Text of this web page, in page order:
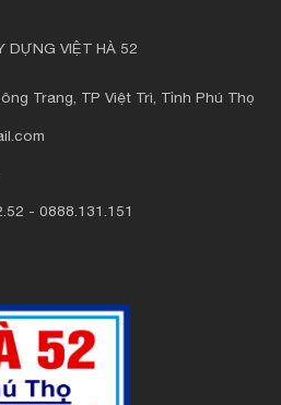
DỰNG VIỆT HÀ 52
Trang, TP Việt Trì, Tỉnh Phú Thọ
- 0888.131.151